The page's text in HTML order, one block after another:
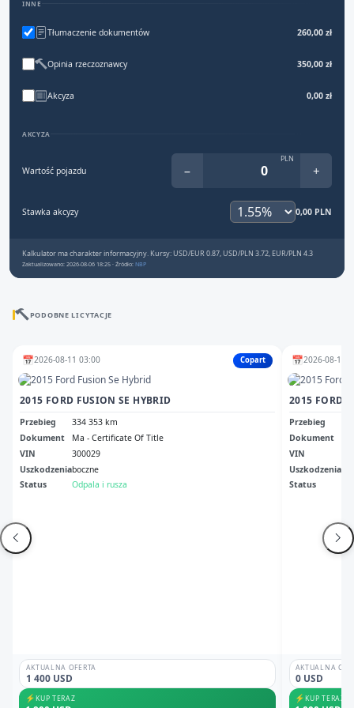
INNE
Tłumaczenie dokumentów 260,00 zł
Opinia rzeczoznawcy 350,00 zł
Akcyza 0,00 zł
AKCYZA
Wartość pojazdu −
PLN
+
Stawka akcyzy 0,00 PLN
Kalkulator ma charakter informacyjny. Kursy: USD/EUR 0.87, USD/PLN 3.72, EUR/PLN 4.3
Zaktualizowano: 2026-08-06 18:25 · Źródło: NBP
PODOBNE LICYTACJE
📅2026-08-11 03:00 Copart
2015 FORD FUSION SE HYBRID
Przebieg
334 353 km
Dokument
Ma - Certificate Of Title
VIN
300029
Uszkodzeniaboczne
Status
Odpala i rusza
AKTUALNA OFERTA
1 400 USD
⚡KUP TERAZ
📅2026-08-11
2015 FORD
Przebieg
Dokument
VIN
Uszkodzenia
Status
AKTUALNA
0 USD
⚡KUP TERAZ